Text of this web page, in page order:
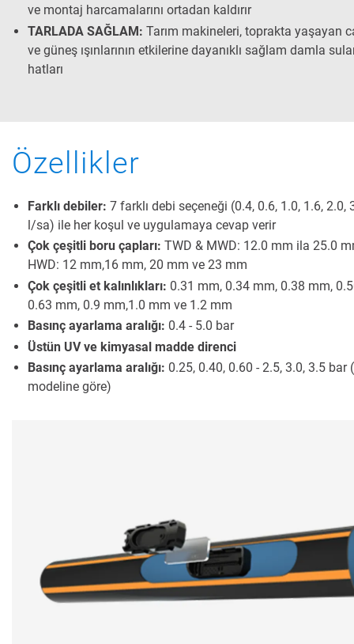
ve montaj harcamalarını ortadan kaldırır
TARLADA SAĞLAM: Tarım makineleri, toprakta yaşayan
ve güneş ışınlarının etkilerine dayanıklı sağlam damla
hatları
Özellikler
Farklı debiler: 7 farklı debi seçeneği (0.4, 0.6, 1.0, 1.6, 2.0,
l/sa) ile her koşul ve uygulamaya cevap verir
Çok çeşitli boru çapları: TWD & MWD: 12.0 mm ila 25.0
HWD: 12 mm,16 mm, 20 mm ve 23 mm
Çok çeşitli et kalınlıkları: 0.31 mm, 0.34 mm, 0.38 mm,
0.63 mm, 0.9 mm,1.0 mm ve 1.2 mm
Basınç ayarlama aralığı: 0.4 - 5.0 bar
Üstün UV ve kimyasal madde direnci
Basınç ayarlama aralığı: 0.25, 0.40, 0.60 - 2.5, 3.0, 3.5 bar
modeline göre)